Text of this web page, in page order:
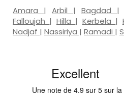
Amara | Arbil | Bagdad |
Falloujah | Hilla | Kerbela |
Nadjaf | Nassiriya | Ramadi |